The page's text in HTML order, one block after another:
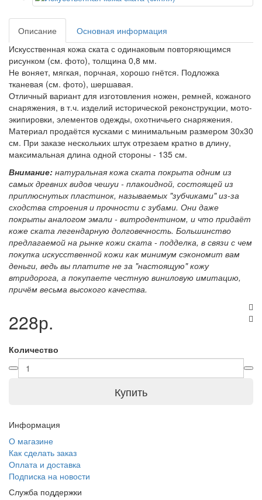
Описание
Основная информация
Искусственная кожа ската с одинаковым повторяющимся
рисунком (см. фото), толщина 0,8 мм.
Не воняет, мягкая, порчная, хорошо гнётся. Подложка
тканевая (см. фото), шершавая.
Отличный вариант для изготовления ножен, ремней, кожаного
снаряжения, в т.ч. изделий исторической реконструкции, мото-
экипировки, элементов одежды, охотничьего снаряжения.
Материал продаётся кусками с минимальным размером 30х30
см. При заказе нескольких штук отрезаем кратно в длину,
максимальная длина одной стороны - 135 см.
Внимание: натуральная кожа ската покрыта одним из
самых древних видов чешуи - плакоидной, состоящей из
приплюснутых пластинок, называемых "зубчиками" из-за
сходства строения и прочности с зубами. Они даже
покрыты аналогом эмали - витродентином, и что придаёт
коже ската легендарную долговечность. Большинство
предлагаемой на рынке кожи ската - подделка, в связи с чем
покупка искусственной кожи как минимум сэкономит вам
деньги, ведь вы платите не за "настоящую" кожу
втридорога, а покупаете честную виниловую имитацию,
причём весьма высокого качества.
228р.
Количество
Купить
Информация
О магазине
Как сделать заказ
Оплата и доставка
Подписка на новости
Служба поддержки